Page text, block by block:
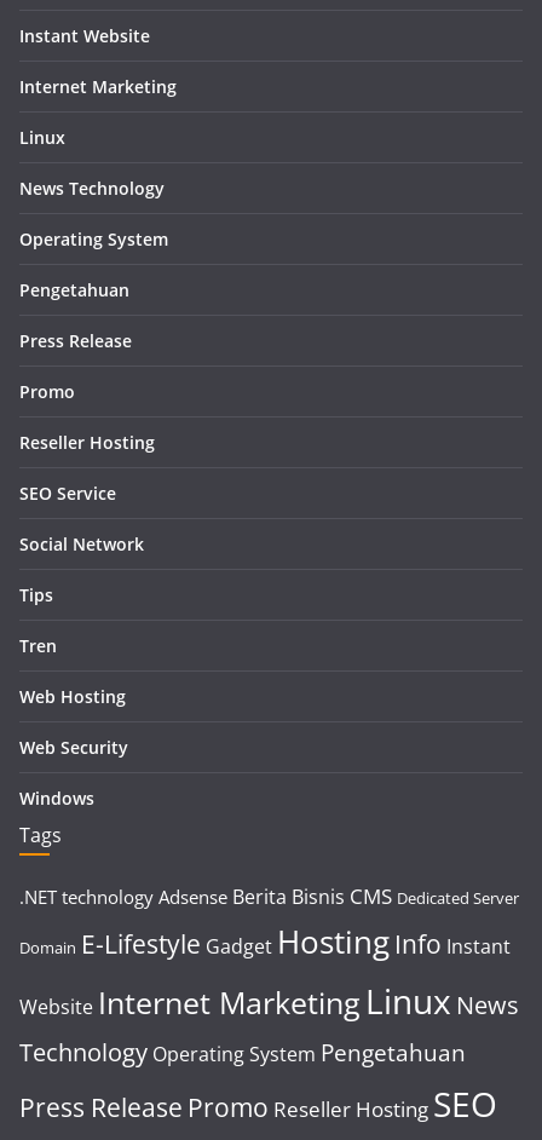
Instant Website
Internet Marketing
Linux
News Technology
Operating System
Pengetahuan
Press Release
Promo
Reseller Hosting
SEO Service
Social Network
Tips
Tren
Web Hosting
Web Security
Windows
Tags
.NET technology Adsense Berita Bisnis CMS Dedicated Server
Domain E-Lifestyle Gadget Hosting Info Instant
Website Internet Marketing Linux News
Technology Operating System Pengetahuan
Press Release Promo Reseller Hosting SEO